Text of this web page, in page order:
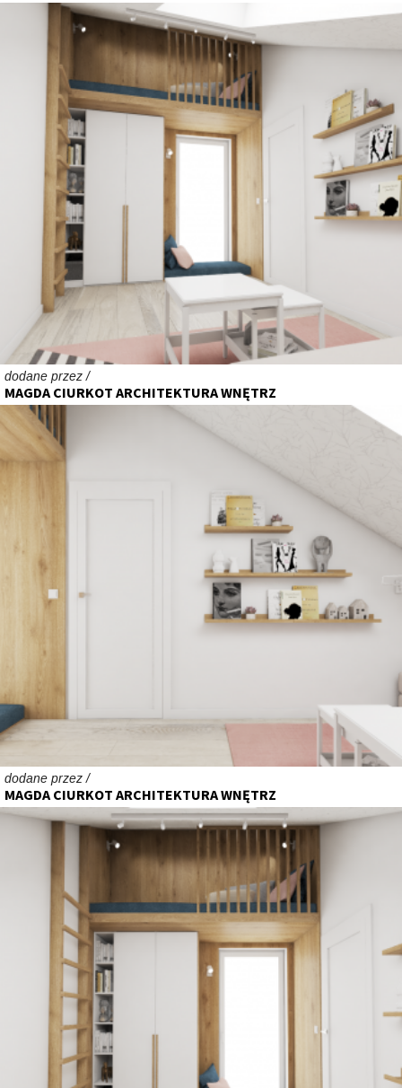
dodane przez /
MAGDA CIURKOT ARCHITEKTURA WNĘTRZ
dodane przez /
MAGDA CIURKOT ARCHITEKTURA WNĘTRZ